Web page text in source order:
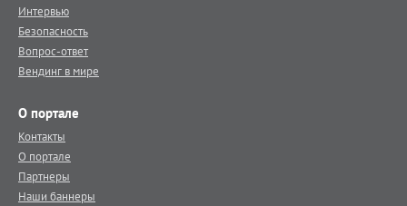
Интервью
Безопасность
Вопрос-ответ
Вендинг в мире
О портале
Контакты
О портале
Партнеры
Наши баннеры